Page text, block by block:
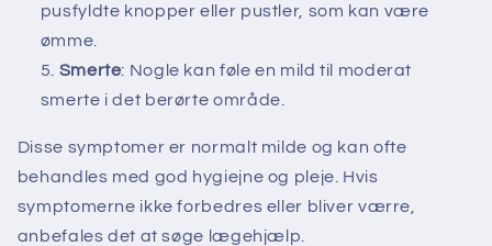
pusfyldte knopper eller pustler, som kan være
ømme.
Smerte: Nogle kan føle en mild til moderat
smerte i det berørte område.
Disse symptomer er normalt milde og kan ofte
behandles med god hygiejne og pleje. Hvis
symptomerne ikke forbedres eller bliver værre,
anbefales det at søge lægehjælp.